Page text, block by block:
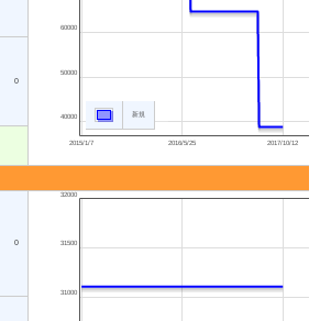
2015/1/7 2016/5/25 2017/10/12
40000
50000
60000
新規
0
0
31000
31500
32000